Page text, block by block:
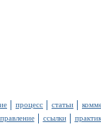
процесс статьи
ссылки